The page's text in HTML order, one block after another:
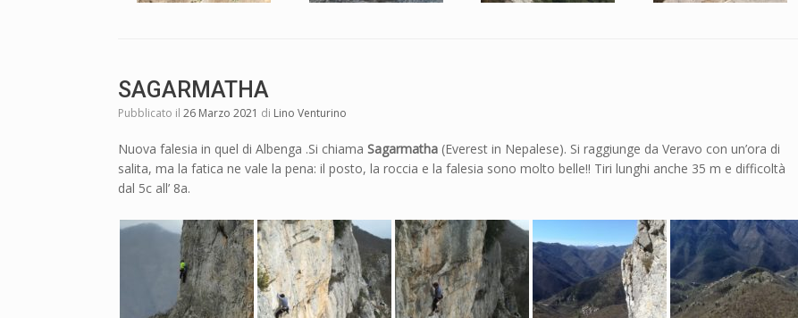
SAGARMATHA
Pubblicato il 26 Marzo 2021 di Lino Venturino
Nuova falesia in quel di Albenga .Si chiama Sagarmatha (Everest in Nepalese). Si raggiunge da Veravo con un’ora di
salita, ma la fatica ne vale la pena: il posto, la roccia e la falesia sono molto belle!! Tiri lunghi anche 35 m e difficoltà
dal 5c all’ 8a.